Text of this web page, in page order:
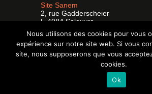
Site Sanem
2, rue Gadderscheier
L-4984 Soleuvre
+352 26 59 25-1
formpro@cfc.lu
Vers le formulaire
Instagram
RGPD
Nous utilisons des cookies pour vous
expérience sur notre site web. Si vous
site, nous supposerons que vous
cookies.
Ok